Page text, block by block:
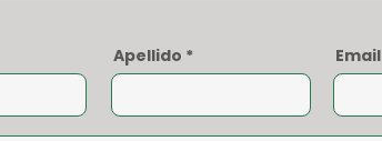
Apellido Email